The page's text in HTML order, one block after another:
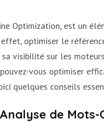
Optimization, est un
effet, optimiser le
visibilité sur les
vous optimiser
quelques conseils
de Mots-